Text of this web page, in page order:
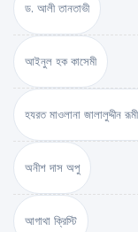
ড. আলী তানতাভী
আইনুল হক কাসেমী
হযরত মাওলানা জালালুদ্দীন
অনীশ দাস অপু
আগাথা ক্রিস্টি